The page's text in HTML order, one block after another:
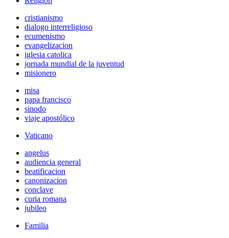
cristianismo
dialogo interreligioso
ecumenismo
evangelizacion
iglesia catolica
jornada mundial de la juventud
misionero
misa
papa francisco
sinodo
viaje apostólico
Vaticano
angelus
audiencia general
beatificacion
canonizacion
conclave
curia romana
jubileo
Familia